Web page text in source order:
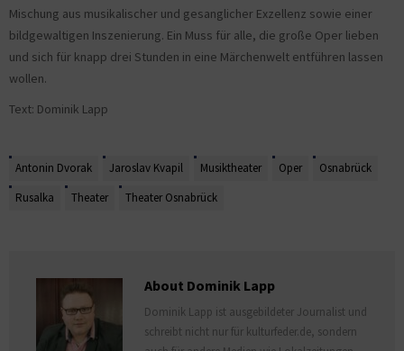
Mischung aus musikalischer und gesanglicher Exzellenz sowie einer
bildgewaltigen Inszenierung. Ein Muss für alle, die große Oper lieben
und sich für knapp drei Stunden in eine Märchenwelt entführen lassen
wollen.
Text: Dominik Lapp
Antonin Dvorak Jaroslav Kvapil Musiktheater Oper
Osnabrück
Rusalka
Theater Theater Osnabrück
About Dominik Lapp
Dominik Lapp ist ausgebildeter Journalist und
schreibt nicht nur für kulturfeder.de, sondern